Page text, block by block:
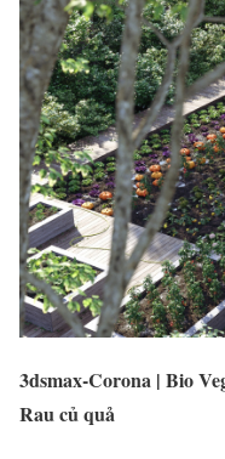
3dsmax-Corona | Bio
Rau củ quả